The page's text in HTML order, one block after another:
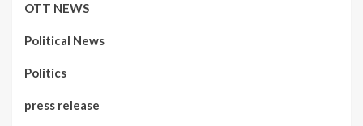
OTT NEWS
Political News
Politics
press release